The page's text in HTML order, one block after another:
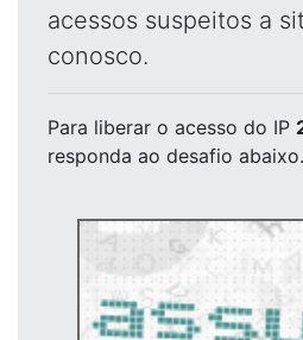
acessos suspeitos a
conosco.
Para liberar o acesso do IP
responda ao desafio abaixo.